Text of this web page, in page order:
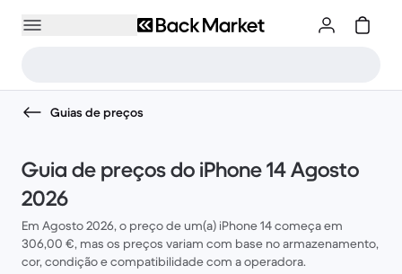
Guias de preços
Guia de preços do iPhone 14 Agosto
2026
Em Agosto 2026, o preço de um(a) iPhone 14 começa em
306,00 €, mas os preços variam com base no armazenamento,
cor, condição e compatibilidade com a operadora.